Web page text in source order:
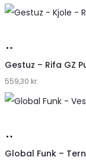
by
hos
Lykke
by
Gestuz – Rifa GZ
559,30 kr.
hos
Global Funk –